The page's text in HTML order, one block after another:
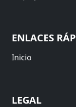
ENLACES
Inicio
LEGAL